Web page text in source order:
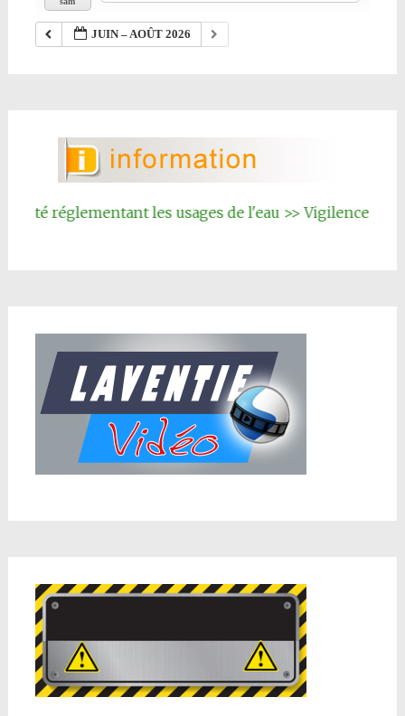
JUIN – AOÛT 2026
réglementant les usages de l'eau >> Vigilence